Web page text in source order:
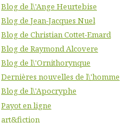
Blog de l\'Ange Heurtebise
Blog de Jean-Jacques Nuel
Blog de Christian Cottet-Emard
Blog de Raymond Alcovere
Blog de l\'Ornithorynque
Dernières nouvelles de l\'homme
Blog de l\'Apocryphe
Payot en ligne
art&fiction